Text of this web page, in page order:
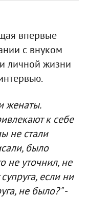
впервые
с внуком
личной жизни
женаты.
к себе
не стали
было
не уточнил, не
если ни
не было?"-